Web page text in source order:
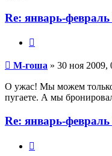
Re: январь-февраль
гоша
М-гоша » 30 ноя 2009,
О ужас! Мы можем
пугаете. А мы
Re: январь-февраль